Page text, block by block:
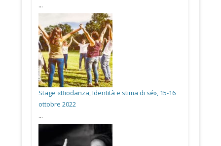
...
Stage «Biodanza, Identità e stima di sé», 15-16
ottobre 2022
...